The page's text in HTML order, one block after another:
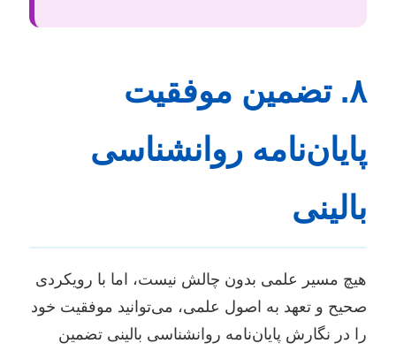
۸. تضمین موفقیت
پایان‌نامه روانشناسی
بالینی
هیچ مسیر علمی بدون چالش نیست، اما با رویکردی
صحیح و تعهد به اصول علمی، می‌توانید موفقیت خود
را در نگارش پایان‌نامه روانشناسی بالینی تضمین